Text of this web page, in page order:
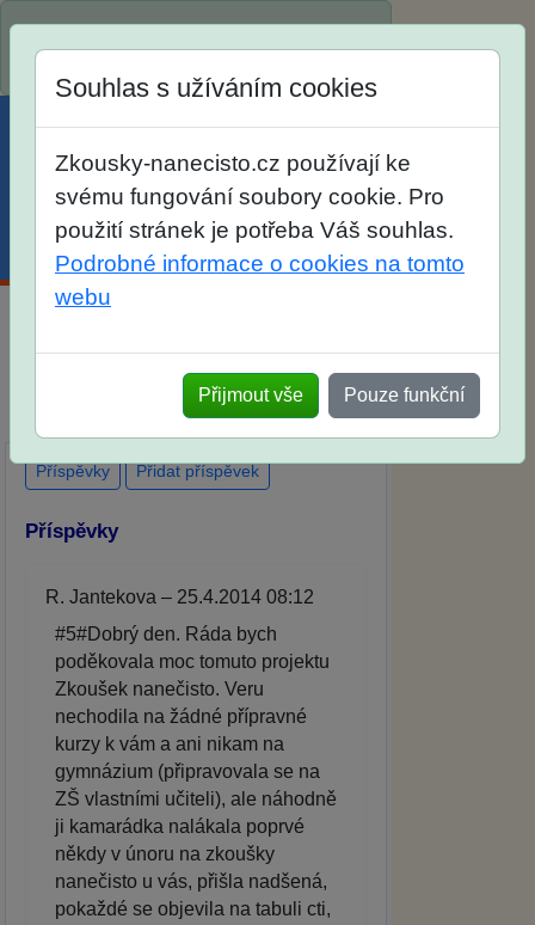
SŠ? Vaše ohlasy po skutečných
přijímacích zkouškách
Souhlas s užíváním cookies
Zkousky-nanecisto.cz používají ke
svému fungování soubory cookie. Pro
použití stránek je potřeba Váš souhlas.
Podrobné informace o cookies na tomto
webu
Přijmout vše Pouze funkční
Příspěvky Přidat příspěvek
Příspěvky
R. Jantekova – 25.4.2014 08:12
#5#Dobrý den. Ráda bych
poděkovala moc tomuto projektu
Zkoušek nanečisto. Veru
nechodila na žádné přípravné
kurzy k vám a ani nikam na
gymnázium (připravovala se na
ZŠ vlastními učiteli), ale náhodně
ji kamarádka nalákala poprvé
někdy v únoru na zkoušky
nanečisto u vás, přišla nadšená,
pokaždé se objevila na tabuli cti,